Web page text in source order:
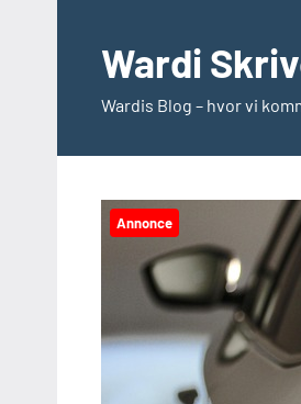
indholdWardi
Wardis Blog – hvor vi
Annonce